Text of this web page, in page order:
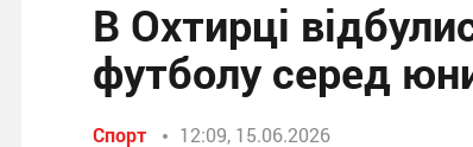
В Охтирці
футболу серед
Спорт 12:09, 15.06.2026